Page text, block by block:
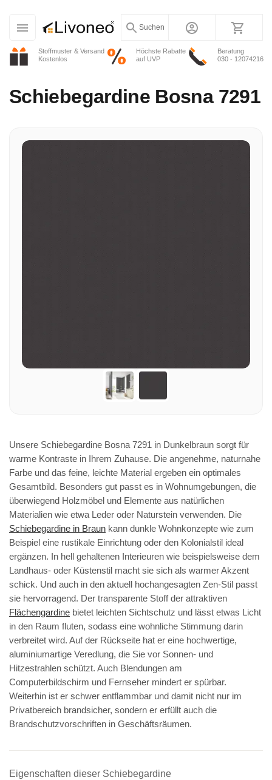
Stoffmuster & Versand
Kostenlos
Höchste Rabatte
auf UVP
Beratung
030 - 12074216
Suchen
Schiebegardine Bosna 7291
Unsere Schiebegardine Bosna 7291 in Dunkelbraun sorgt für
warme Kontraste in Ihrem Zuhause. Die angenehme, naturnahe
Farbe und das feine, leichte Material ergeben ein optimales
Gesamtbild. Besonders gut passt es in Wohnumgebungen, die
überwiegend Holzmöbel und Elemente aus natürlichen
Materialien wie etwa Leder oder Naturstein verwenden. Die
Schiebegardine in Braun kann dunkle Wohnkonzepte wie zum
Beispiel eine rustikale Einrichtung oder den Kolonialstil ideal
ergänzen. In hell gehaltenen Interieuren wie beispielsweise dem
Landhaus- oder Küstenstil macht sie sich als warmer Akzent
schick. Und auch in den aktuell hochangesagten Zen-Stil passt
sie hervorragend. Der transparente Stoff der attraktiven
Flächengardine bietet leichten Sichtschutz und lässt etwas Licht
in den Raum fluten, sodass eine wohnliche Stimmung darin
verbreitet wird. Auf der Rückseite hat er eine hochwertige,
aluminiumartige Veredlung, die Sie vor Sonnen- und
Hitzestrahlen schützt. Auch Blendungen am
Computerbildschirm und Fernseher mindert er spürbar.
Weiterhin ist er schwer entflammbar und damit nicht nur im
Privatbereich brandsicher, sondern er erfüllt auch die
Brandschutzvorschriften in Geschäftsräumen.
Eigenschaften dieser Schiebegardine